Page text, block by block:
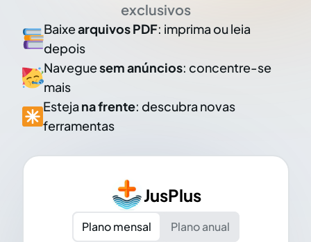
exclusivos
Baixearquivos PDF: imprima ou leia
depois
Naveguesem anúncios: concentre-se
mais
Esteja na frente: descubra novas
ferramentas
JusPlus
Plano mensal
Plano anual